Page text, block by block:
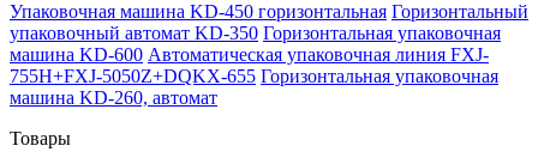
Упаковочная машина KD-450 горизонтальная Горизонтальный
упаковочный автомат KD-350 Горизонтальная упаковочная
машина KD-600 Автоматическая упаковочная линия FXJ-
755H+FXJ-5050Z+DQKX-655 Горизонтальная упаковочная
машина KD-260, автомат
Товары